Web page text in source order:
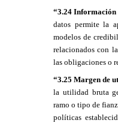
“3.24 Información
datos permite la
modelos de
relacionados con
las obligaciones o
“3.25 Margen de
la utilidad bruta
ramo o tipo de
políticas